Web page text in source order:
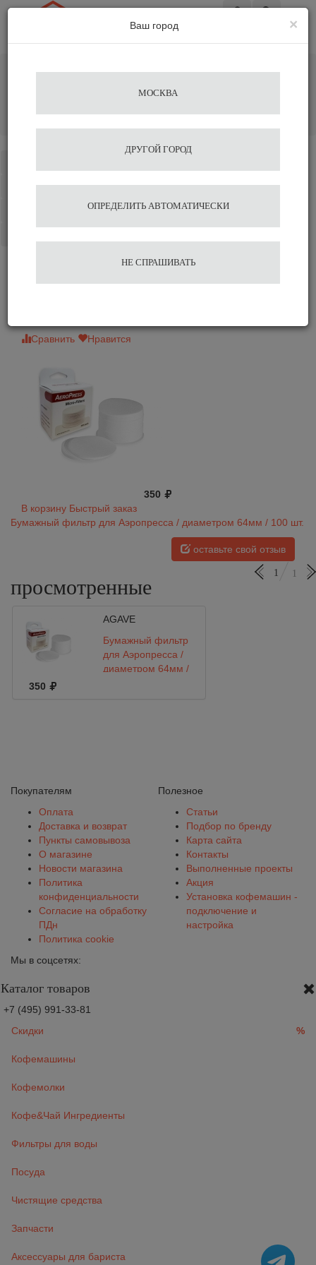
Бумажный фильтр для Аэропресса / диаметром 64мм / 100
Избранное
Отзывы на сайте миркофе
Сравнить Нравится
350
В корзину Быстрый заказ
Бумажный фильтр для Аэропресса / диаметром 64мм / 100 шт.
оставьте свой отзыв
просмотренные
1 1
AGAVE
Бумажный фильтр
для Аэропресса /
диаметром 64мм /
350
×
Ваш город
МОСКВА
ДРУГОЙ ГОРОД
ОПРЕДЕЛИТЬ АВТОМАТИЧЕСКИ
НЕ СПРАШИВАТЬ
Покупателям
Оплата
Доставка и возврат
Пункты самовывоза
О магазине
Новости магазина
Политика
конфиденциальности
Согласие на обработку
ПДн
Политика cookie
Полезное
Статьи
Подбор по бренду
Карта сайта
Контакты
Выполненные проекты
Акция
Установка кофемашин -
подключение и
настройка
Мы в соцсетях:
Каталог товаров
+7 (495) 991-33-81
Скидки
%
Кофемашины
Кофемолки
Кофе&Чай Ингредиенты
Фильтры для воды
Посуда
Чистящие средства
Запчасти
Аксессуары для бариста